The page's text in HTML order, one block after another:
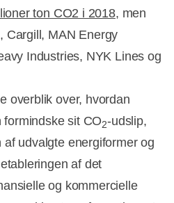
ton CO2 i 2018, men
Cargill, MAN Energy
Industries, NYK Lines og
overblik over, hvordan
sit CO2-udslip,
udvalgte energiformer og
af det
og kommercielle